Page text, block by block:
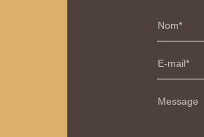
Nom
E-mail
Message